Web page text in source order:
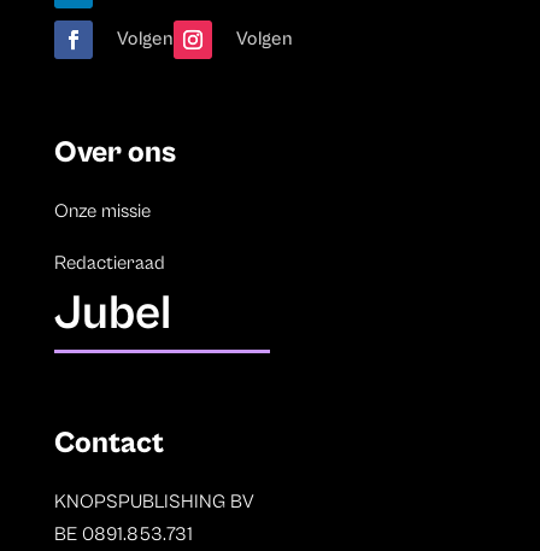
Volgen Volgen
Over ons
Onze missie
Redactieraad
Jubel
Contact
KNOPSPUBLISHING BV
BE 0891.853.731